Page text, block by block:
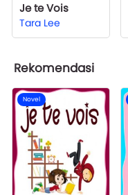
Je te Vois
Tara Lee
Rekomendasi
Novel